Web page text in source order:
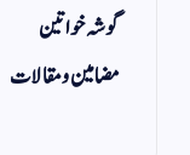
گوشہ خواتین
مضامین و مقالات